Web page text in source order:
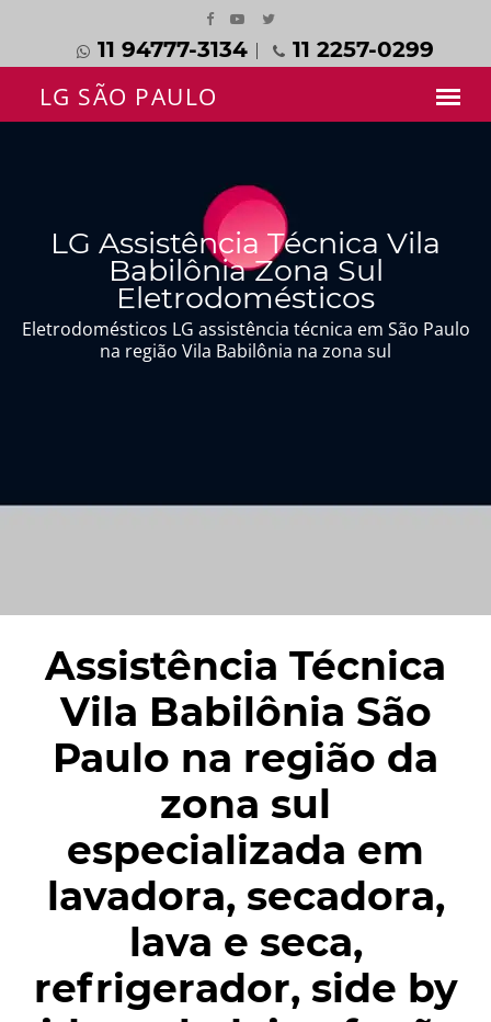
11 94777-3134 11 2257-0299
LG Assistência Técnica Vila
Babilônia Zona Sul
Eletrodomésticos
Eletrodomésticos LG assistência técnica em São Paulo
na região Vila Babilônia na zona sul
Assistência Técnica
Vila Babilônia São
Paulo na região da
zona sul
especializada em
lavadora, secadora,
lava e seca,
refrigerador, side by